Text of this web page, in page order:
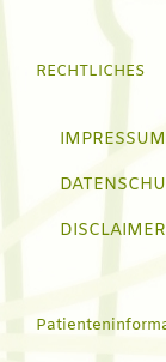
RECHTLICHES
IMPRESSUM
DISCLAIMER